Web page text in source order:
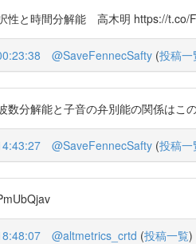
性と時間分解能 高木明 https://t.co/
@SaveFennecSafty (投稿一
数分解能と子音の弁別能の関係は
@SaveFennecSafty (投稿一
@altmetrics_crtd (投稿一覧)